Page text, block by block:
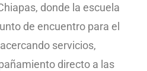
donde la escuela
de encuentro para el
servicios,
directo a las